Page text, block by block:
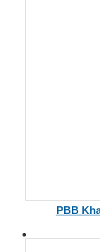
PBB